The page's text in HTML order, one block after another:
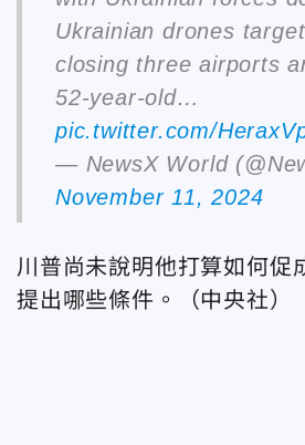
Ukrainian drones
closing three airports
52-year-old…
pic.twitter.com/
— NewsX World
November 11, 2024
川普尚未說明他打算如何促
提出哪些條件。（中央社）